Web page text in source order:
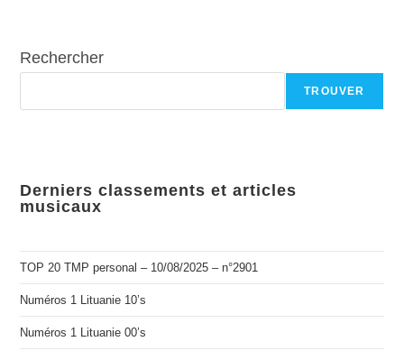
Rechercher
TROUVER
Derniers classements et articles
musicaux
TOP 20 TMP personal – 10/08/2025 – n°2901
Numéros 1 Lituanie 10’s
Numéros 1 Lituanie 00’s